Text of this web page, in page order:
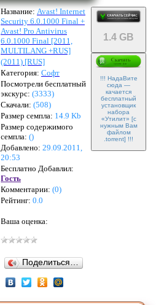
Название: Avast! Internet
Security 6.0.1000 Final +
Avast! Pro Antivirus
6.0.1000 Final [2011,
MULTILANG +RUS]
(2011) [RUS]
1.4 GB
!!! НадаВите
сюда —
качается
бесплатный
установщик
набора
«Утилит» [с
нужным Вам
файлом
.torrent] !!!
Категория: Софт
Посмотрели бесплатный
экскурс: (3333)
Скачали: (508)
Размер семпла: 14.9 Kb
Размер содержимого
семпла: ()
Добавлено: 29.09.2011,
20:53
Бесплатно Добавлил:
Гость
Комментарии: (0)
Рейтинг: 0.0
Ваша оценка:
Поделиться…
»